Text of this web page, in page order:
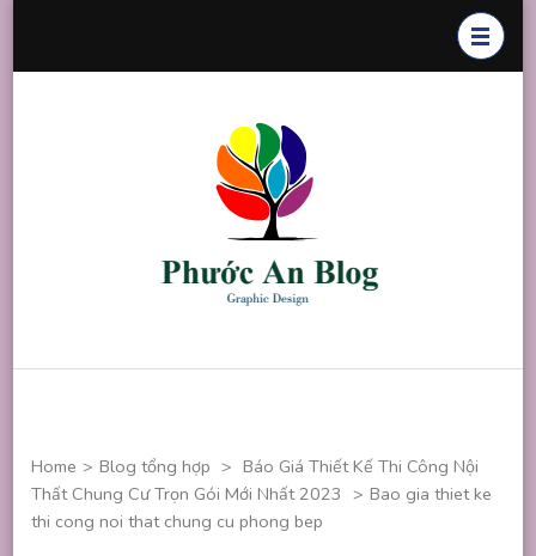
Home > Blog tổng hợp > Báo Giá Thiết Kế Thi Công Nội
Thất Chung Cư Trọn Gói Mới Nhất 2023 > Bao gia thiet ke
thi cong noi that chung cu phong bep